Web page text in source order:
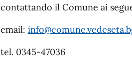
contattando il Comune ai
email:
tel. 0345-47036